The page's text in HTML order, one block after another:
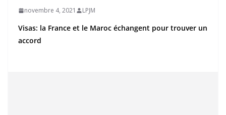
novembre 4, 2021 LPJM
Visas: la France et le Maroc échangent pour trouver un
accord